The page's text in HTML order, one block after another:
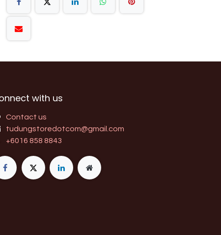
with us
Contact us
tudungstoredotcom@gmail.com
+6016 858 8843